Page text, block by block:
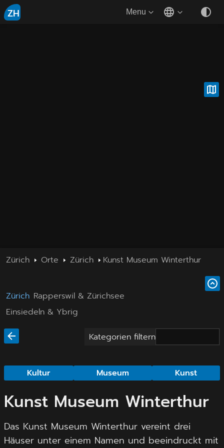
ZH Menu
Zürich Orte Zürich Kunst Museum Winterthur
Zürich Rapperswil & Zürichsee
Einsiedeln & Ybrig
Kategorien filtern
Kultur Museum Kunst
Kunst Museum Winterthur
Das Kunst Museum Winterthur vereint drei
Häuser unter einem Namen und beeindruckt mit